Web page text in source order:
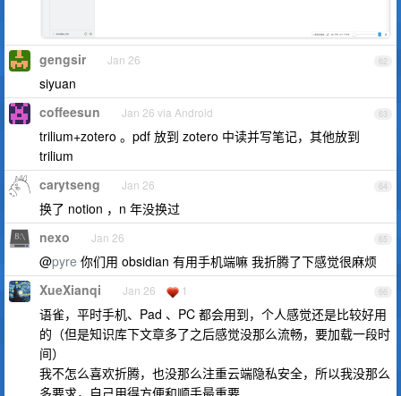
62
gengsir Jan 26
siyuan
63
coffeesun Jan 26 via Android
trilium+zotero 。pdf 放到 zotero 中读并写笔记，其他放到
trilium
64
carytseng Jan 26
换了 notion ，n 年没换过
65
nexo Jan 26
@pyre 你们用 obsidian 有用手机端嘛 我折腾了下感觉很麻烦
66
XueXianqi Jan 26 1
语雀，平时手机、Pad 、PC 都会用到，个人感觉还是比较好用
的（但是知识库下文章多了之后感觉没那么流畅，要加载一段时
间）
我不怎么喜欢折腾，也没那么注重云端隐私安全，所以我没那么
多要求，自己用得方便和顺手最重要